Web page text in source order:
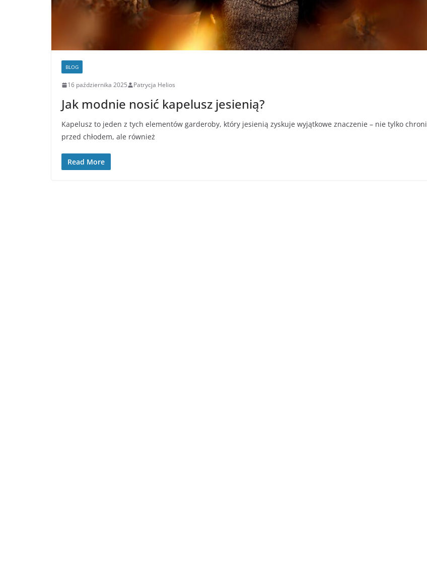
BLOG
16 października 2025 Patrycja Helios
Jak modnie nosić kapelusz jesienią?
Kapelusz to jeden z tych elementów garderoby, który jesienią zyskuje wyjątkowe znaczenie – nie tylko chroni
przed chłodem, ale również
Read More